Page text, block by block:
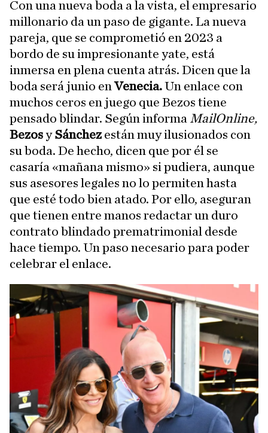
Con una nueva boda a la vista, el empresario
millonario da un paso de gigante. La nueva
pareja, que se comprometió en 2023 a
bordo de su impresionante yate, está
inmersa en plena cuenta atrás. Dicen que la
boda será junio enVenecia.Un enlace con
muchos ceros en juego que Bezos tiene
pensado blindar. Según informa MailOnline,
BezosySánchezestán muy ilusionados con
su boda. De hecho, dicen que por él se
casaría «mañana mismo» si pudiera, aunque
sus asesores legales no lo permiten hasta
que esté todo bien atado. Por ello, aseguran
que tienen entre manos redactar un duro
contrato blindado prematrimonial desde
hace tiempo. Un paso necesario para poder
celebrar el enlace.